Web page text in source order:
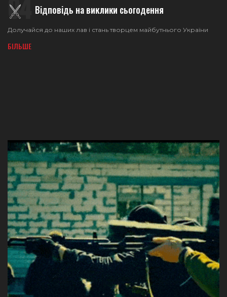
04 Відповідь на виклики сьогодення
Долучайся до наших лав і стань творцем майбутнього України
БІЛЬШЕ